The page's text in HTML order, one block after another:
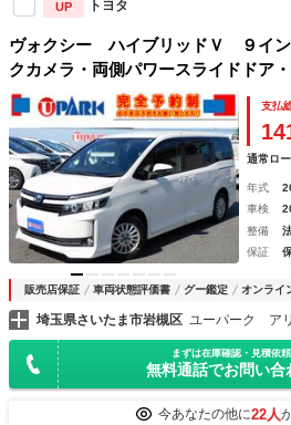
UP トヨタ
ヴォクシー ハイブリッドＶ ９イン
クカメラ・両側パワースライドドア
ｔｏｏｔｈオーディオ・シートヒー
グ・オートライト・ドアバイザー・
Ｃ
支払
通常ロ
年式
車検
整備
保証
販売店保証 車両状態評価書 グー鑑定 オンライ
埼玉県さいたま市岩槻区 ユーパーク ア
まずは在庫確認・見積依頼
無料通話でお問い合
今あなたの他に22人